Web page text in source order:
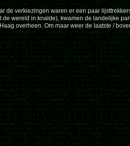
de verkiezingen waren er een paar
wereld in knalde), kwamen de landelijke
overheen. Om maar weer de laatste /